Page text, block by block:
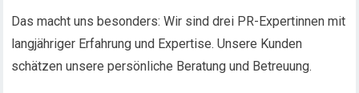
Das macht uns besonders: Wir sind drei PR-Expertinnen mit
langjähriger Erfahrung und Expertise. Unsere Kunden
schätzen unsere persönliche Beratung und Betreuung.